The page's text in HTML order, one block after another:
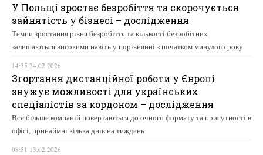
У Польщі зростає безробіття та скорочується
зайнятість у бізнесі – дослідження
Темпи зростання рівня безробіття та кількості безробітних
залишаються високими навіть у порівнянні з початком минулого року
14:35 24.02.2026
Згортання дистанційної роботи у Європі
звужує можливості для українських
спеціалістів за кордоном – дослідження
Все більше компаній повертаються до очного формату та присутності в
офісі, принаймні кілька днів на тиждень
08:51 13.02.2026